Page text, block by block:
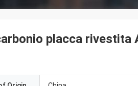
placca rivestita